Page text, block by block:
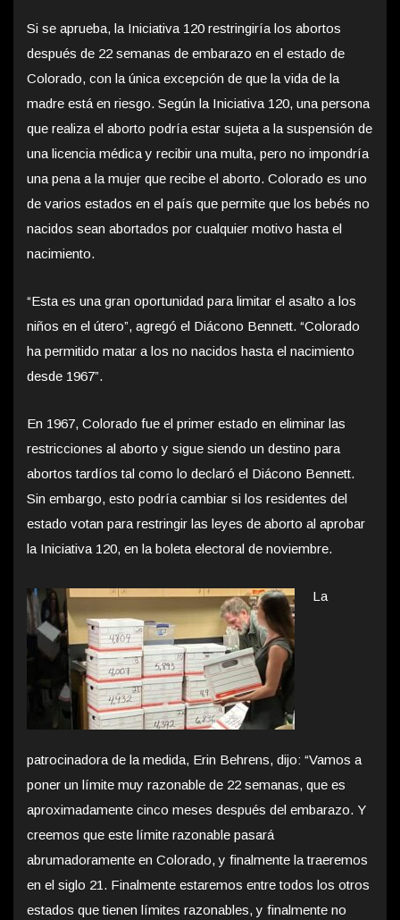
Si se aprueba, la Iniciativa 120 restringiría los abortos
después de 22 semanas de embarazo en el estado de
Colorado, con la única excepción de que la vida de la
madre está en riesgo. Según la Iniciativa 120, una persona
que realiza el aborto podría estar sujeta a la suspensión de
una licencia médica y recibir una multa, pero no impondría
una pena a la mujer que recibe el aborto. Colorado es uno
de varios estados en el país que permite que los bebés no
nacidos sean abortados por cualquier motivo hasta el
nacimiento.
“Esta es una gran oportunidad para limitar el asalto a los
niños en el útero”, agregó el Diácono Bennett. “Colorado
ha permitido matar a los no nacidos hasta el nacimiento
desde 1967”.
En 1967, Colorado fue el primer estado en eliminar las
restricciones al aborto y sigue siendo un destino para
abortos tardíos tal como lo declaró el Diácono Bennett.
Sin embargo, esto podría cambiar si los residentes del
estado votan para restringir las leyes de aborto al aprobar
la Iniciativa 120, en la boleta electoral de noviembre.
La
patrocinadora de la medida, Erin Behrens, dijo: “Vamos a
poner un límite muy razonable de 22 semanas, que es
aproximadamente cinco meses después del embarazo. Y
creemos que este límite razonable pasará
abrumadoramente en Colorado, y finalmente la traeremos
en el siglo 21. Finalmente estaremos entre todos los otros
estados que tienen límites razonables, y finalmente no